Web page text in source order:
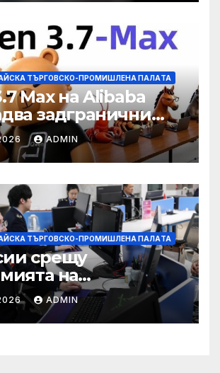
ТЪРГОВСКО-ПРОМИШЛЕНА ПАЛAТА
Max на Alibaba
задгранични
с 35-часово
изпълнение на
ADMIN
ТЪРГОВСКО-ПРОМИШЛЕНА ПАЛAТА
срещу
на
ADMIN